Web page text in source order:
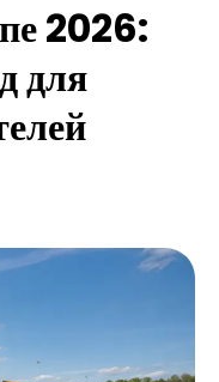
2026:
для